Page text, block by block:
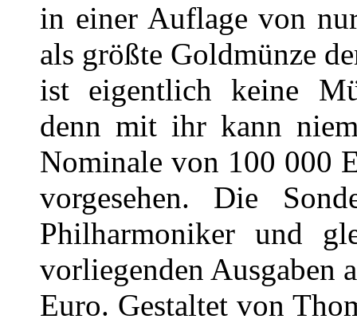
in einer Auflage von
als größte Goldmünze
ist eigentlich keine
denn mit ihr kann
Nominale von 100 000
vorgesehen. Die
Philharmoniker und
vorliegenden Ausgaben
Euro. Gestaltet von